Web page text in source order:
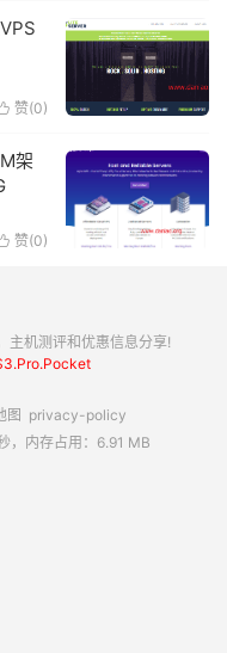
赞(0)
架
赞(0)
主机测评和优惠信息分享!
图 privacy-policy
，内存占用：6.91 MB